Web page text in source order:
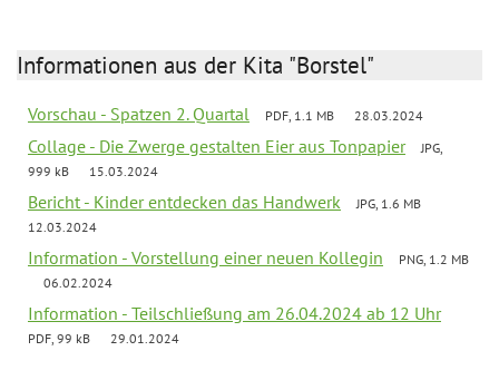
Informationen aus der Kita "Borstel"
Vorschau - Spatzen 2. Quartal PDF, 1.1 MB 28.03.2024
Collage - Die Zwerge gestalten Eier aus Tonpapier
JPG,
999 kB
15.03.2024
Bericht - Kinder entdecken das Handwerk
JPG, 1.6 MB
12.03.2024
Information - Vorstellung einer neuen Kollegin
PNG, 1.2 MB
06.02.2024
Information - Teilschließung am 26.04.2024 ab 12 Uhr
PDF, 99 kB 29.01.2024